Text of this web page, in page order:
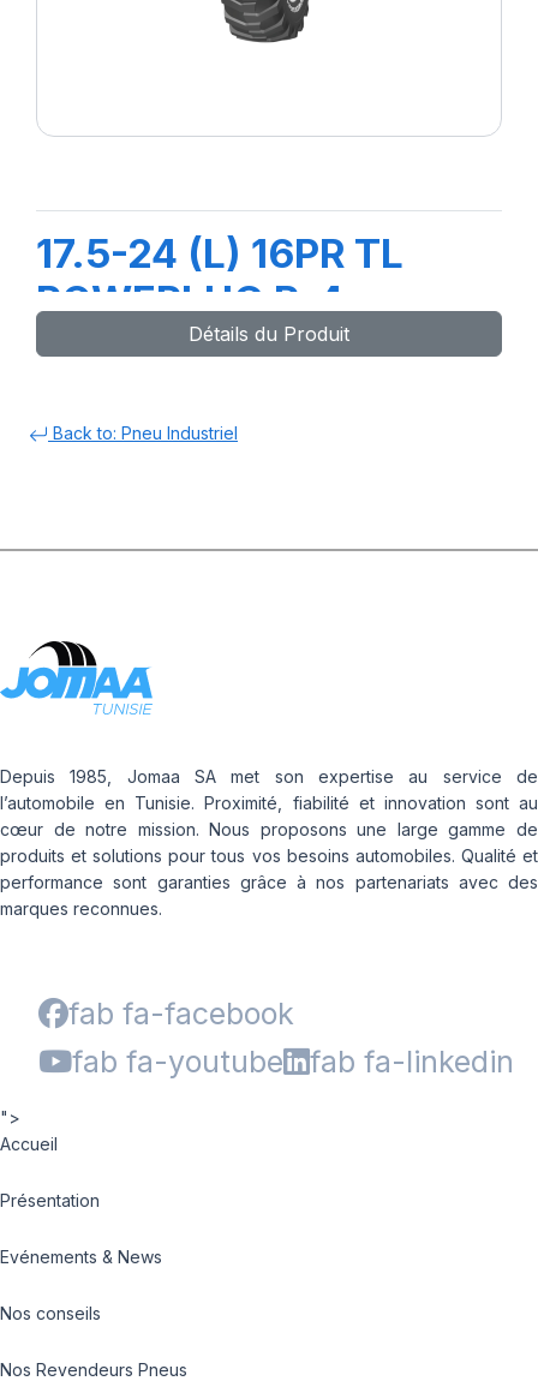
17.5-24 (L) 16PR TL
POWERLUG R-4
Détails du Produit
Back to: Pneu Industriel
Depuis 1985, Jomaa SA met son expertise au service de
l’automobile en Tunisie. Proximité, fiabilité et innovation sont au
cœur de notre mission. Nous proposons une large gamme de
produits et solutions pour tous vos besoins automobiles. Qualité et
performance sont garanties grâce à nos partenariats avec des
marques reconnues.
fab fa-facebook
fab fa-youtube
fab fa-linkedin
">
Accueil
Présentation
Evénements & News
Nos conseils
Nos Revendeurs Pneus